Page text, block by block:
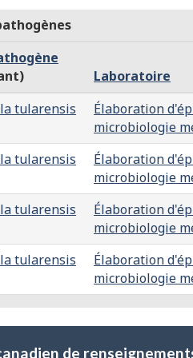
Laboratoire
tularensis
Élaboration
microbiologie
tularensis
Élaboration
microbiologie
tularensis
Élaboration
microbiologie
tularensis
Élaboration
microbiologie
de